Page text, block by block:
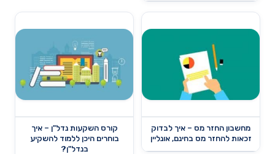
מחשבון החזר מס – איך לבדוק
זכאות להחזר מס בחינם, אונליין
קורס השקעות נדל"ן – איך
בוחרים היכן ללמוד להשקיע
בנדל"ן?